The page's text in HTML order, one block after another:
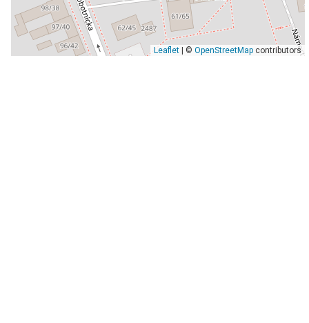
Leaflet| © OpenStreetMapcontributors